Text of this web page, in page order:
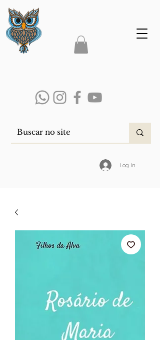
Log In